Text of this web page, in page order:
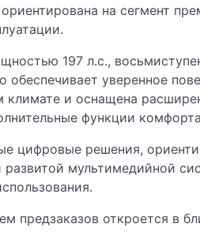
на сегмент
197 л.с.,
уверенное
климате и оснащена
функции
цифровые решения,
развитой мультимедийной
предзаказов откроется